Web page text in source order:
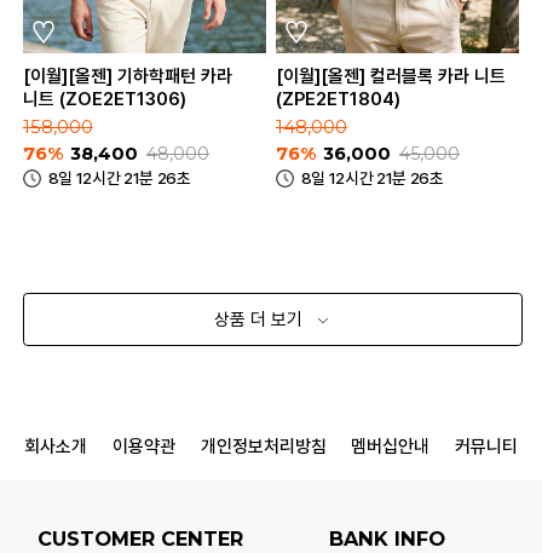
[이월][올젠] 기하학패턴 카라
니트 (ZOE2ET1306)
158,000
76% 38,400 48,000
8일 12시간 21분 26초
[이월][올젠] 컬러블록 카라 니트
(ZPE2ET1804)
148,000
76% 36,000 45,000
8일 12시간 21분 26초
상품 더 보기
회사소개 이용약관 개인정보처리방침 멤버십안내 커뮤니티
CUSTOMER CENTER BANK INFO